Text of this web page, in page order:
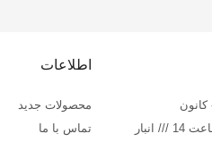
تاسیساتی بهار امین ط اول پلاک 75 --- ساعت کاری : 10 تا 18 - پنج شنبه تا ساعت 14 /// انبار
اطلاعات
محصولات جدید
تماس با ما